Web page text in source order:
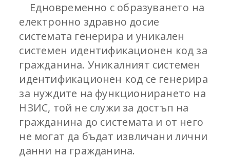
Едновременно с образуването на
електронно здравно досие
системата генерира и уникален
системен идентификационен код за
гражданина. Уникалният системен
идентификационен код се генерира
за нуждите на функционирането на
НЗИС, той не служи за достъп на
гражданина до системата и от него
не могат да бъдат извличани лични
данни на гражданина.